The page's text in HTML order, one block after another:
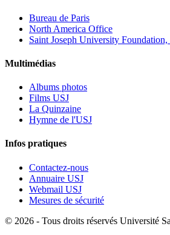
Bureau de Paris
North America Office
Saint Joseph University
Multimédias
Albums photos
Films USJ
La Quinzaine
Hymne de l'USJ
Infos pratiques
Contactez-nous
Annuaire USJ
Webmail USJ
Mesures de sécurité
© 2026 - Tous droits réservés Université